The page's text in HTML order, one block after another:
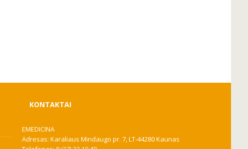
KONTAKTAI
EMEDICINA
Adresas: Karaliaus Mindaugo pr. 7, LT-44280 Kaunas